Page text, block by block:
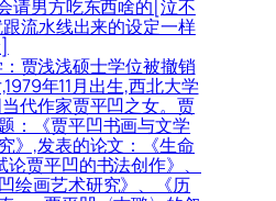
请男方吃东西啥的[泣不
流水线出来的设定一样
贾浅浅硕士学位被撤销
年11月出生,西北大学
代作家贾平凹之女。贾
：《贾平凹书画与文学
》,发表的论文：《生命
贾平凹的书法创作》、
绘画艺术研究》、《历